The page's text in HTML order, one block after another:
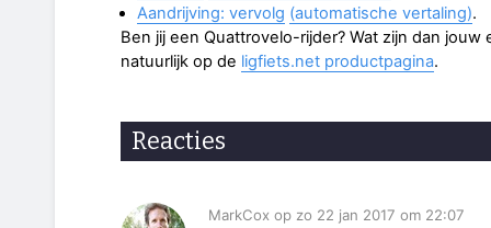
Aandrijving: vervolg (automatische vertaling).
Ben jij een Quattrovelo-rijder? Wat zijn dan
natuurlijk op de ligfiets.net productpagina.
Reacties
MarkCox op zo 22 jan 2017 om 22:07